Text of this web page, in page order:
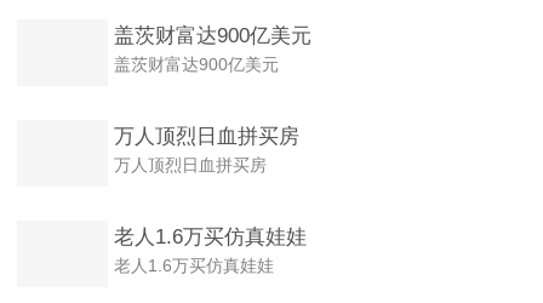
盖茨财富达900亿美元
盖茨财富达900亿美元
万人顶烈日血拼买房
万人顶烈日血拼买房
老人1.6万买仿真娃娃
老人1.6万买仿真娃娃